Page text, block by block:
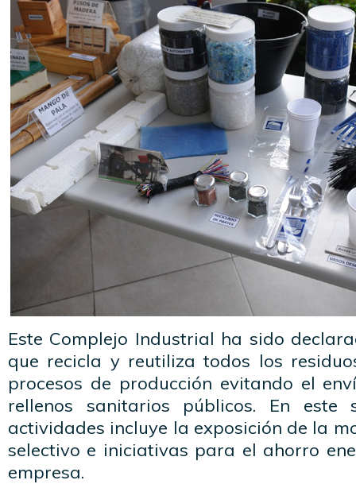
Este Complejo Industrial ha sido
que recicla y reutiliza todos los
procesos de producción evitando el
rellenos sanitarios públicos. En este
actividades incluye la exposición de la
selectivo e iniciativas para el ahorro
empresa.